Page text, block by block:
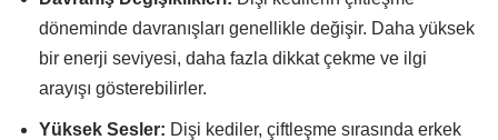
döneminde davranışları genellikle değişir. Daha yüksek
bir enerji seviyesi, daha fazla dikkat çekme ve ilgi
arayışı gösterebilirler.
Yüksek Sesler: Dişi kediler, çiftleşme sırasında erkek